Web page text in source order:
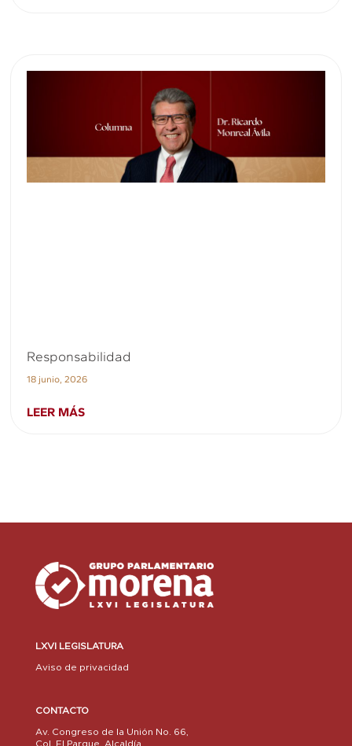
Responsabilidad
18 junio, 2026
LEER MÁS
LXVI LEGISLATURA
Aviso de privacidad
CONTACTO
Av. Congreso de la Unión No. 66,
Col. El Parque, Alcaldía